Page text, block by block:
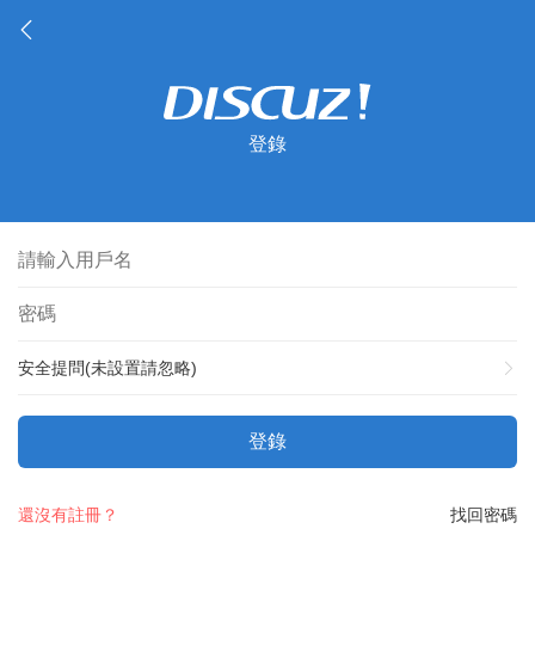
登錄
安全提問(未設置請忽略)
登錄
找回密碼
還沒有註冊？